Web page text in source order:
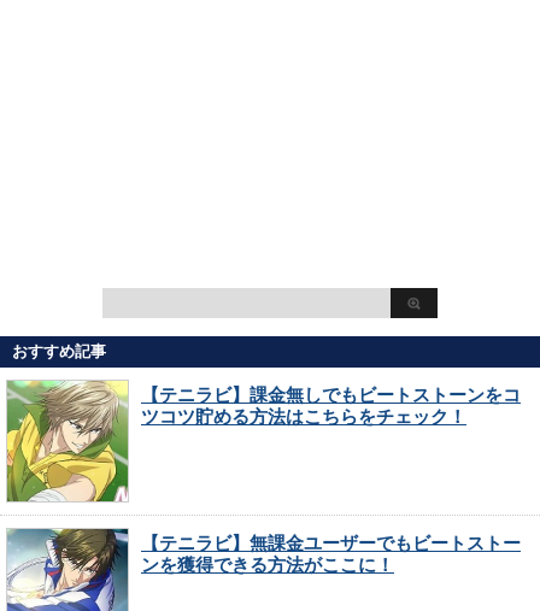
おすすめ記事
【テニラビ】課金無しでもビートストーンをコ
ツコツ貯める方法はこちらをチェック！
【テニラビ】無課金ユーザーでもビートストー
ンを獲得できる方法がここに！